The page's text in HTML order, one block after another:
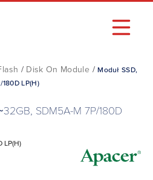
/ Disk On Module /Moduł SSD,
LP(H)
SDM5A-M 7P/180D
LP(H)